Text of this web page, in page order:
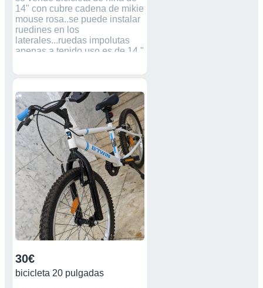
14" con cubre cadena de mikie
mouse rosa..se puede instalar
ruedines en los
laterales...ruedas impolutas
apenas a tenido uso es de 14 "
guardabarros de protección
se envía...algo negociable
30€
bicicleta 20 pulgadas